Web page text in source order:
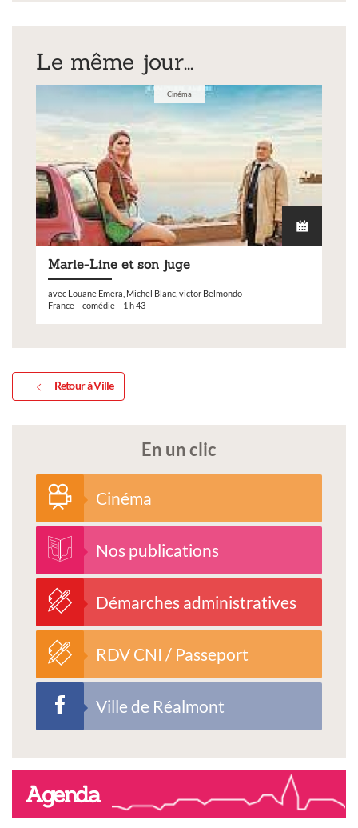
tarifs_2026_-
_cm_19.12.2025.pdf
Le même jour...
Cinéma
Marie-Line et son juge
avec Louane Emera, Michel Blanc, victor Belmondo
France – comédie – 1 h 43
Retour à Ville
En un clic
Cinéma
Nos publications
Démarches administratives
RDV CNI / Passeport
Ville de Réalmont
Agenda